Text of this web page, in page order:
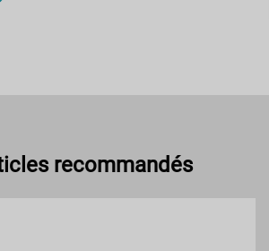
recommandés